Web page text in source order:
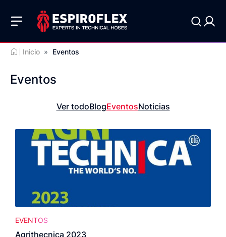
Inicio » Eventos
Eventos
Ver todoBlogEventosNoticias
EVENTOS
Agrithecnica 2023